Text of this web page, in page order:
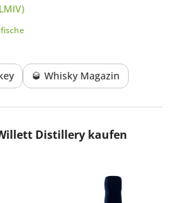
🥃 Whisky Magazin
Distillery kaufen